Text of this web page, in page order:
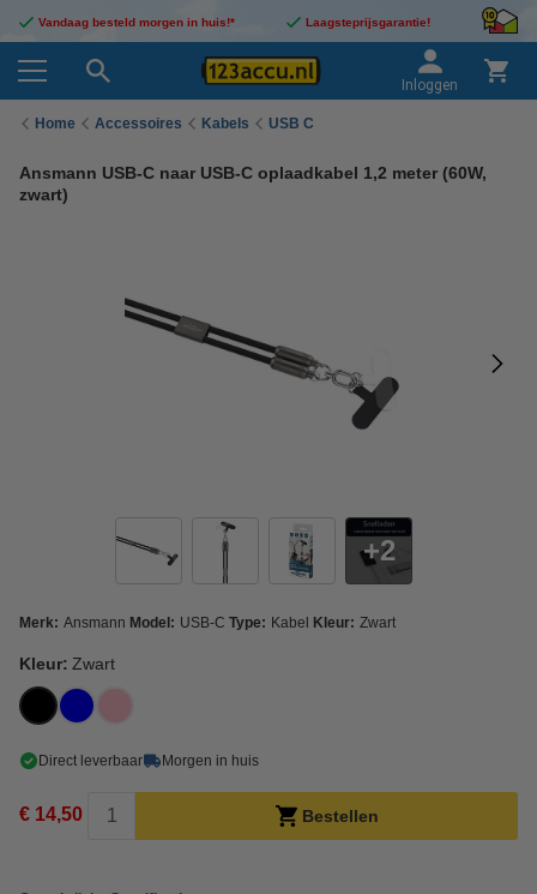
Vandaag besteld morgen in huis!* Laagsteprijsgarantie!
Inloggen
Home Accessoires Kabels USB C
Ansmann USB-C naar USB-C oplaadkabel 1,2 meter (60W,
zwart)
2
Merk: Ansmann Model: USB-C Type: Kabel Kleur: Zwart
Kleur: Zwart
Direct leverbaar Morgen in huis
€ 14,50 Bestellen